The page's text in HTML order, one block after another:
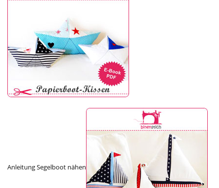
Anleitung Segelboot nähen